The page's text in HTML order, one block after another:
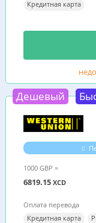
Кредитная карта
Дешевый
1000 GBP =
6819.15 XCD
Оплата перевода
Кредитная карта